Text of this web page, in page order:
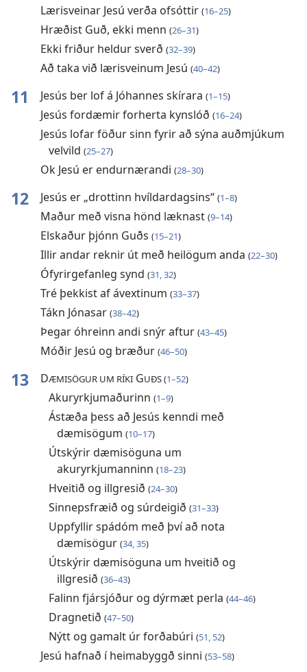
Lærisveinar Jesú verða ofsóttir (16–25)
Hræðist Guð, ekki menn (26–31)
Ekki friður heldur sverð (32–39)
Að taka við lærisveinum Jesú (40–42)
11 Jesús ber lof á Jóhannes skírara (1–15)
Jesús fordæmir forherta kynslóð (16–24)
Jesús lofar föður sinn fyrir að sýna auðmjúkum
velvild (25–27)
Ok Jesú er endurnærandi (28–30)
12 Jesús er „drottinn hvíldardagsins“ (1–8)
Maður með visna hönd læknast (9–14)
Elskaður þjónn Guðs (15–21)
Illir andar reknir út með heilögum anda (22–30)
Ófyrirgefanleg synd (31, 32)
Tré þekkist af ávextinum (33–37)
Tákn Jónasar (38–42)
Þegar óhreinn andi snýr aftur (43–45)
Móðir Jesú og bræður (46–50)
13 DÆMISÖGUR UM RÍKIGUÐS (1–52)
Akuryrkjumaðurinn (1–9)
Ástæða þess að Jesús kenndi með
dæmisögum (10–17)
Útskýrir dæmisöguna um
akuryrkjumanninn (18–23)
Hveitið og illgresið (24–30)
Sinnepsfræið og súrdeigið (31–33)
Uppfyllir spádóm með því að nota
dæmisögur (34, 35)
Útskýrir dæmisöguna um hveitið og
illgresið (36–43)
Falinn fjársjóður og dýrmæt perla (44–46)
Dragnetið (47–50)
Nýtt og gamalt úr forðabúri (51, 52)
Jesú hafnað í heimabyggð sinni (53–58)